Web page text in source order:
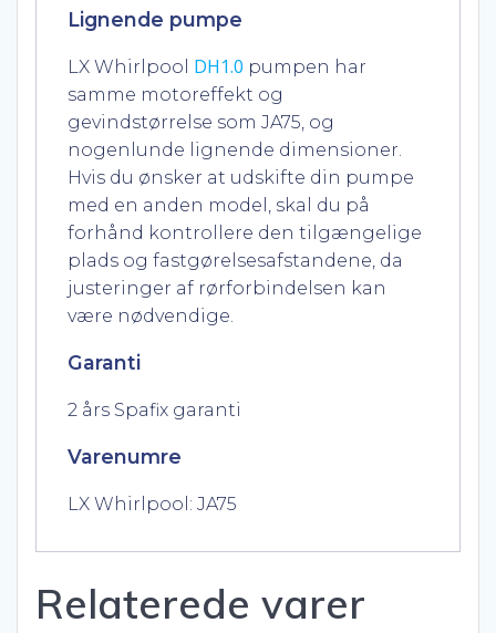
Lignende pumpe
LX Whirlpool DH1.0 pumpen har
samme motoreffekt og
gevindstørrelse som JA75, og
nogenlunde lignende dimensioner.
Hvis du ønsker at udskifte din pumpe
med en anden model, skal du på
forhånd kontrollere den tilgængelige
plads og fastgørelsesafstandene, da
justeringer af rørforbindelsen kan
være nødvendige.
Garanti
2 års Spafix garanti
Varenumre
LX Whirlpool: JA75
Relaterede varer